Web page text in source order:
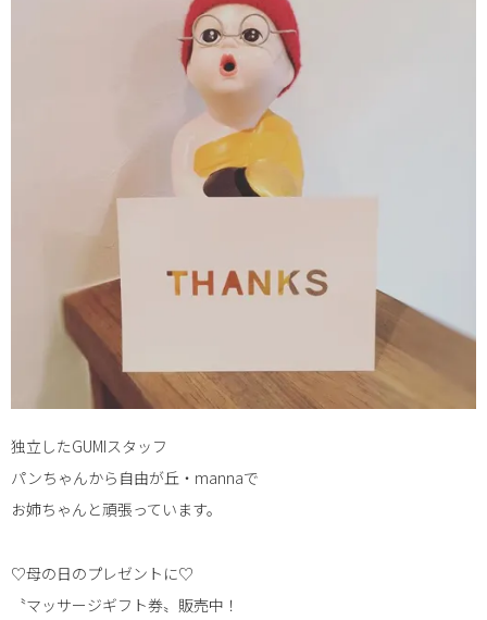
独立したGUMIスタッフ
パンちゃんから︎自由が丘・mannaで
お姉ちゃんと頑張っています。 ︎
♡母の日のプレゼントに♡
〝マッサージギフト券〟販売中！